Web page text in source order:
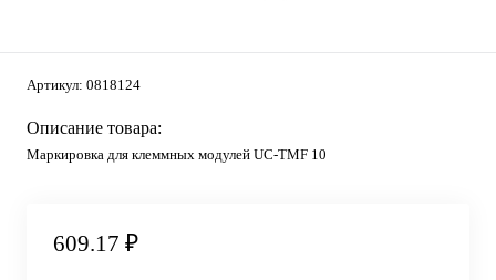
Артикул: 0818124
Описание товара:
Маркировка для клеммных модулей UC-TMF 10
609.17 ₽